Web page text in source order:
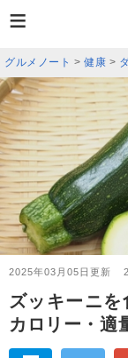
グルメノート >健康 >
2025年03月05日更新
ズッキーニ
カロリー・適
≡